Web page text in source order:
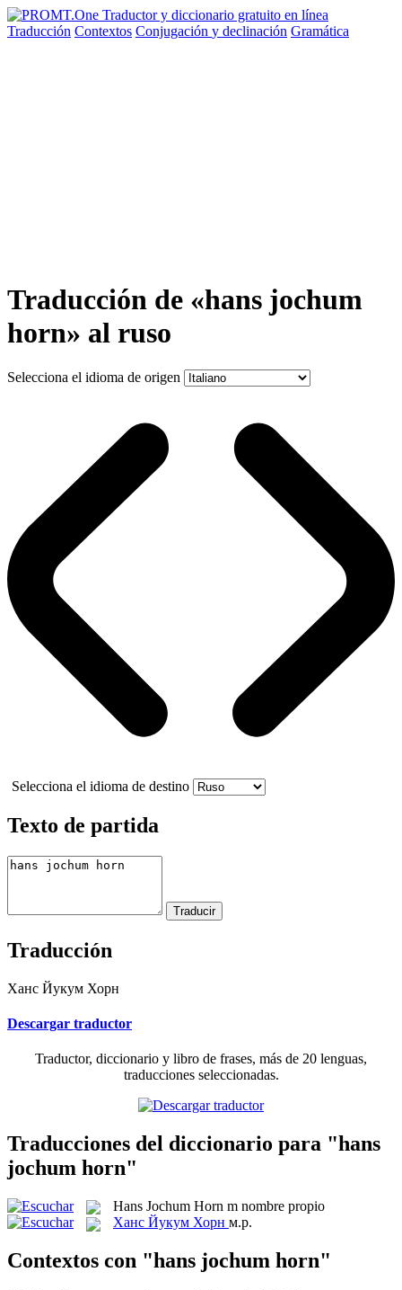
Traducción Contextos Conjugación y declinación Gramática
Traducción de «hans jochum
horn» al ruso
Selecciona el idioma de origen
Selecciona el idioma de destino
Texto de partida
Traducción
Ханс Йукум Хорн
Descargar traductor
Traductor, diccionario y libro de frases, más de 20 lenguas,
traducciones seleccionadas.
Traducciones del diccionario para "hans
jochum horn"
Hans Jochum Horn m nombre propio
Ханс Йукум Хорн м.р.
Contextos con "hans jochum horn"